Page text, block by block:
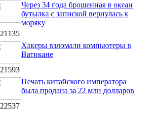
Через 34 года брошенная в океан
бутылка с запиской вернулась к
моряку
21135
Хакеры взломали компьютеры в
Ватикане
21593
Печать китайского императора
была продана за 22 млн долларов
22537